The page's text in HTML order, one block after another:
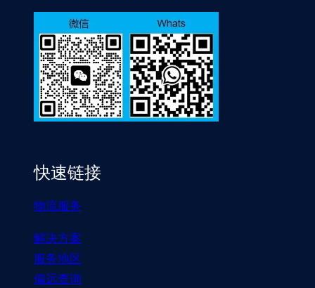
快速链接
物流服务
解决方案
服务地区
偏远查询